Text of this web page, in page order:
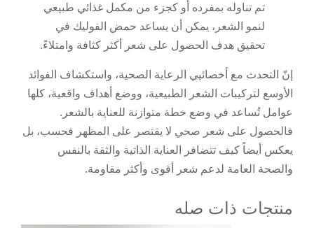
تم تناوله بمفرده أو كجزء من مكمل غذائي طبيعي
لنمو الشعر، يمكن أن يساعد حمض الفوليك في
تحقيق هدف الحصول على شعر أكثر كثافة وامتلاءً.
إنّ التحدث مع أخصائيي الرعاية الصحية، واستكشاف الفوائد
الأوسع لتركيبات الشعر الطبيعية، ووضع أهداف واقعية، كلها
عوامل تُساعد في وضع خطة متوازنة للعناية بالشعر.
فالحصول على شعر صحي لا يقتصر على المظهر فحسب، بل
يعكس أيضاً كيف تتضافر العناية الذاتية والثقة بالنفس
والصحة العامة لدعم شعر أقوى وأكثر مقاومة.
منتجات ذات صله